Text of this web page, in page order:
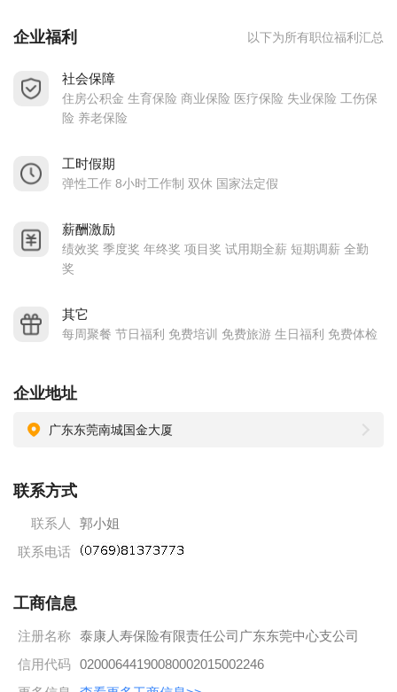
企业福利 以下为所有职位福利汇总
社会保障
住房公积金 生育保险 商业保险 医疗保险 失业保险 工伤保
险 养老保险
工时假期
弹性工作 8小时工作制 双休 国家法定假
薪酬激励
绩效奖 季度奖 年终奖 项目奖 试用期全薪 短期调薪 全勤
奖
其它
每周聚餐 节日福利 免费培训 免费旅游 生日福利 免费体检
企业地址
广东东莞南城国金大厦
联系方式
联系人
郭小姐
联系电话
工商信息
注册名称 泰康人寿保险有限责任公司广东东莞中心支公司
信用代码 02000644190080002015002246